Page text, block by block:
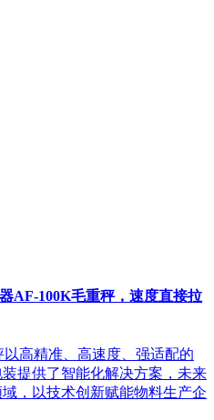
AF-100K毛重秤，速度直接拉
高精准、高速度、强适配的
提供了智能化解决方案，未来
，以技术创新赋能物料生产企